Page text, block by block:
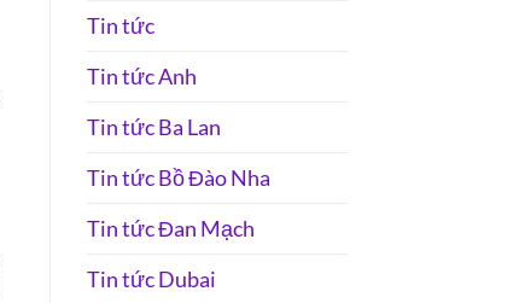
Tin tức
Tin tức Anh
Tin tức Ba Lan
Tin tức Bồ Đào Nha
Tin tức Đan Mạch
Tin tức Dubai